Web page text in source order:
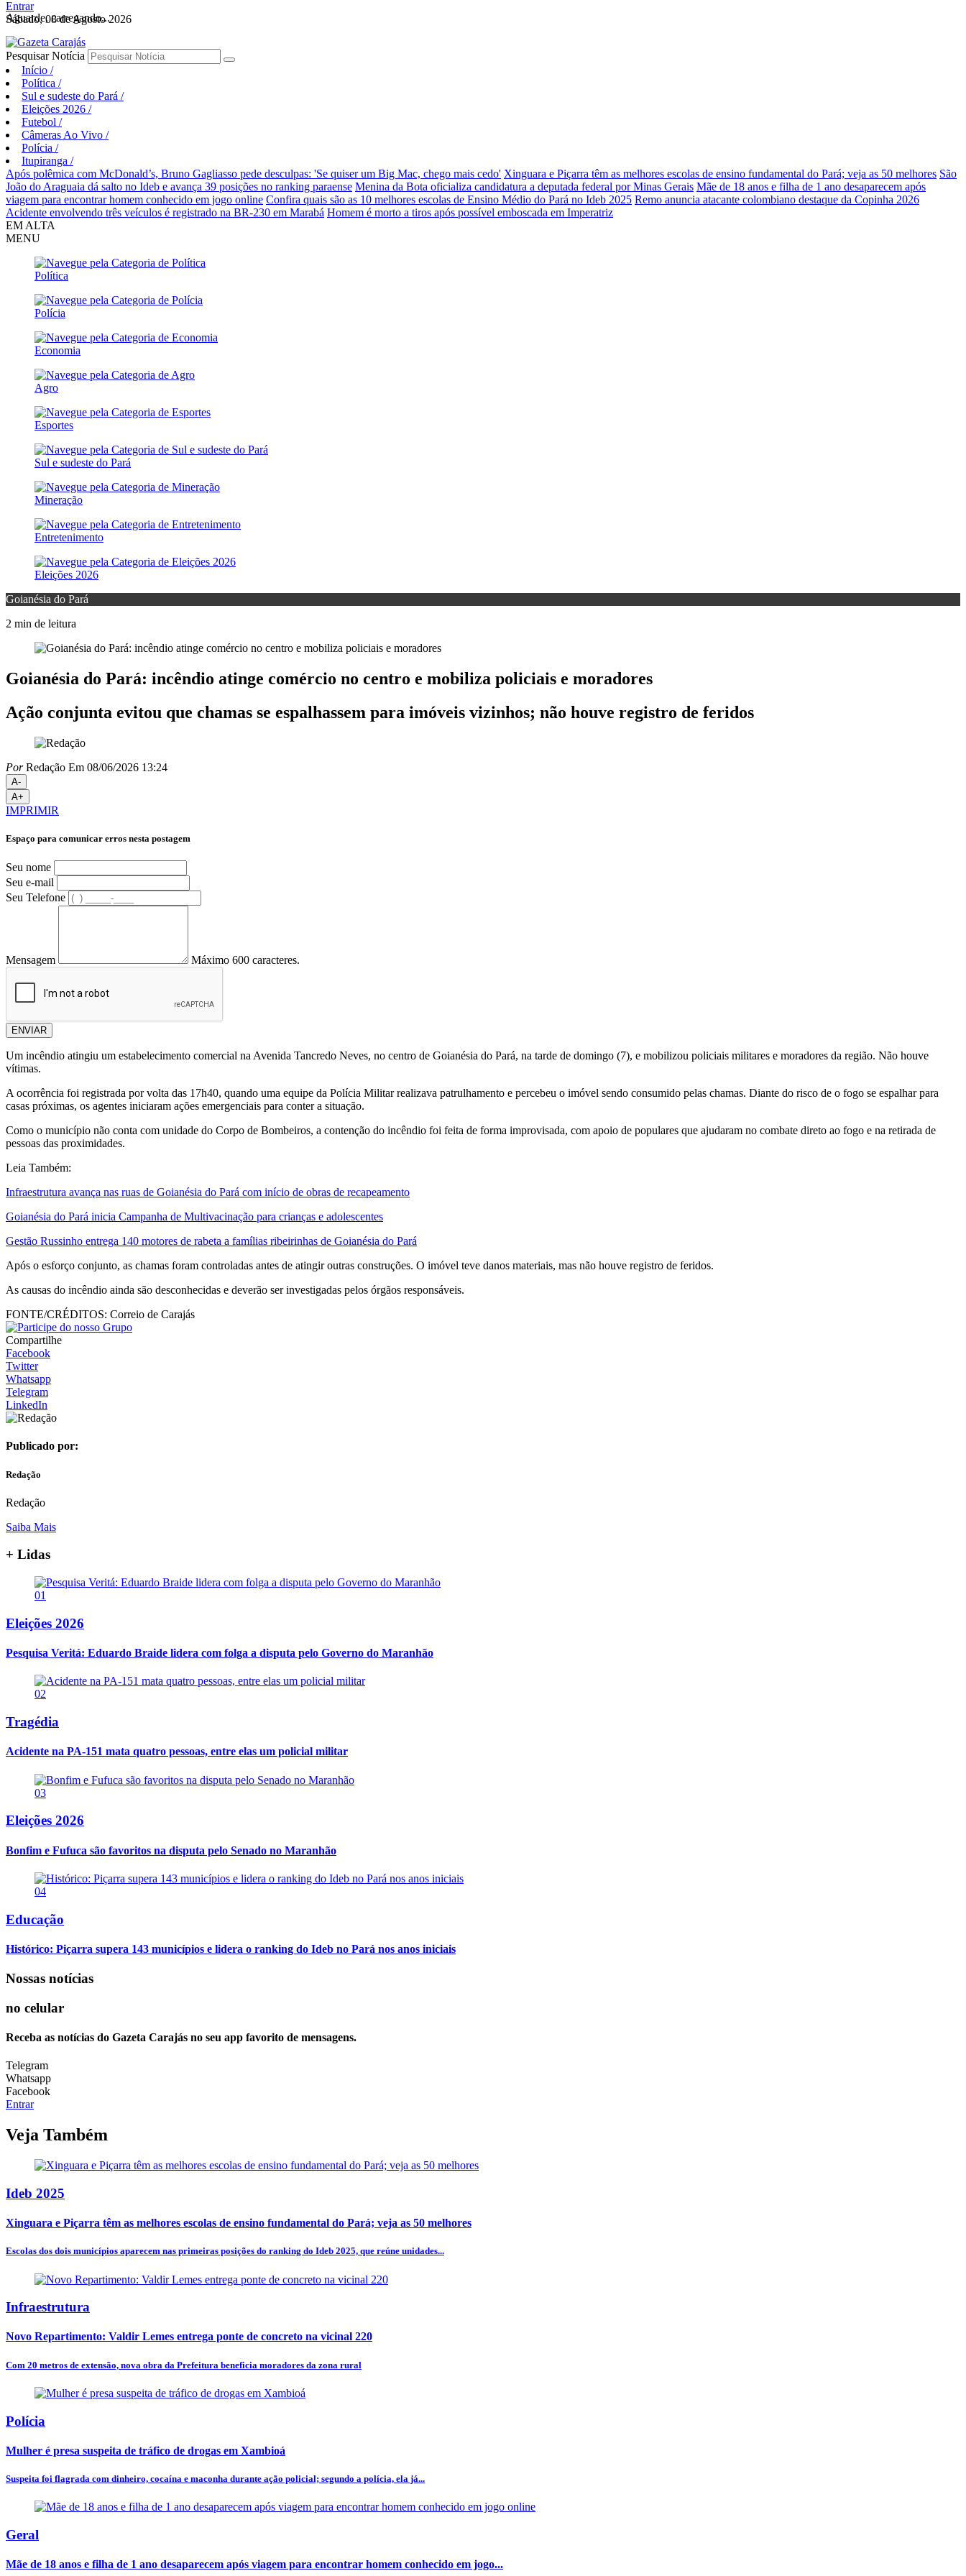
Aguarde, carregando...
Entrar
Sábado, 08 de Agosto 2026
Pesquisar Notícia
Início /
Política /
Sul e sudeste do Pará /
Eleições 2026 /
Futebol /
Câmeras Ao Vivo /
Polícia /
Itupiranga /
Após polêmica com McDonald’s, Bruno Gagliasso pede desculpas: 'Se quiser um Big Mac, chego mais cedo' Xinguara e Piçarra têm as melhores escolas de ensino fundamental do Pará; veja as 50 melhores São
João do Araguaia dá salto no Ideb e avança 39 posições no ranking paraense Menina da Bota oficializa candidatura a deputada federal por Minas Gerais Mãe de 18 anos e filha de 1 ano desaparecem após
viagem para encontrar homem conhecido em jogo online Confira quais são as 10 melhores escolas de Ensino Médio do Pará no Ideb 2025 Remo anuncia atacante colombiano destaque da Copinha 2026
Acidente envolvendo três veículos é registrado na BR-230 em Marabá Homem é morto a tiros após possível emboscada em Imperatriz
EM ALTA
MENU
Política
Polícia
Economia
Agro
Esportes
Sul e sudeste do Pará
Mineração
Entretenimento
Eleições 2026
Goianésia do Pará
2 min de leitura
Goianésia do Pará: incêndio atinge comércio no centro e mobiliza policiais e moradores
Ação conjunta evitou que chamas se espalhassem para imóveis vizinhos; não houve registro de feridos
PorRedação Em 08/06/2026 13:24
A-
A+
IMPRIMIR
Espaço para comunicar erros nesta postagem
Seu nome
Seu e-mail
Seu Telefone
Mensagem Máximo 600 caracteres.
ENVIAR
Um incêndio atingiu um estabelecimento comercial na Avenida Tancredo Neves, no centro de Goianésia do Pará, na tarde de domingo (7), e mobilizou policiais militares e moradores da região. Não houve
vítimas.
A ocorrência foi registrada por volta das 17h40, quando uma equipe da Polícia Militar realizava patrulhamento e percebeu o imóvel sendo consumido pelas chamas. Diante do risco de o fogo se espalhar para
casas próximas, os agentes iniciaram ações emergenciais para conter a situação.
Como o município não conta com unidade do Corpo de Bombeiros, a contenção do incêndio foi feita de forma improvisada, com apoio de populares que ajudaram no combate direto ao fogo e na retirada de
pessoas das proximidades.
Leia Também:
Infraestrutura avança nas ruas de Goianésia do Pará com início de obras de recapeamento
Goianésia do Pará inicia Campanha de Multivacinação para crianças e adolescentes
Gestão Russinho entrega 140 motores de rabeta a famílias ribeirinhas de Goianésia do Pará
Após o esforço conjunto, as chamas foram controladas antes de atingir outras construções. O imóvel teve danos materiais, mas não houve registro de feridos.
As causas do incêndio ainda são desconhecidas e deverão ser investigadas pelos órgãos responsáveis.
FONTE/CRÉDITOS: Correio de Carajás
Compartilhe
Facebook
Twitter
Whatsapp
Telegram
LinkedIn
Publicado por:
Redação
Redação
Saiba Mais
+ Lidas
01
Eleições 2026
Pesquisa Veritá: Eduardo Braide lidera com folga a disputa pelo Governo do Maranhão
02
Tragédia
Acidente na PA-151 mata quatro pessoas, entre elas um policial militar
03
Eleições 2026
Bonfim e Fufuca são favoritos na disputa pelo Senado no Maranhão
04
Educação
Histórico: Piçarra supera 143 municípios e lidera o ranking do Ideb no Pará nos anos iniciais
Nossas notícias
no celular
Receba as notícias do Gazeta Carajás no seu app favorito de mensagens.
Telegram
Whatsapp
Facebook
Entrar
Veja Também
Ideb 2025
Xinguara e Piçarra têm as melhores escolas de ensino fundamental do Pará; veja as 50 melhores
Escolas dos dois municípios aparecem nas primeiras posições do ranking do Ideb 2025, que reúne unidades...
Infraestrutura
Novo Repartimento: Valdir Lemes entrega ponte de concreto na vicinal 220
Com 20 metros de extensão, nova obra da Prefeitura beneficia moradores da zona rural
Polícia
Mulher é presa suspeita de tráfico de drogas em Xambioá
Suspeita foi flagrada com dinheiro, cocaína e maconha durante ação policial; segundo a polícia, ela já...
Geral
Mãe de 18 anos e filha de 1 ano desaparecem após viagem para encontrar homem conhecido em jogo...